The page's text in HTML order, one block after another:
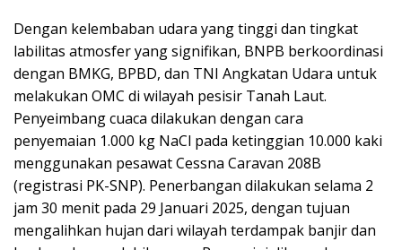
Dengan kelembaban udara yang tinggi dan tingkat
labilitas atmosfer yang signifikan, BNPB berkoordinasi
dengan BMKG, BPBD, dan TNI Angkatan Udara untuk
melakukan OMC di wilayah pesisir Tanah Laut.
Penyeimbang cuaca dilakukan dengan cara
penyemaian 1.000 kg NaCl pada ketinggian 10.000 kaki
menggunakan pesawat Cessna Caravan 208B
(registrasi PK-SNP). Penerbangan dilakukan selama 2
jam 30 menit pada 29 Januari 2025, dengan tujuan
mengalihkan hujan dari wilayah terdampak banjir dan